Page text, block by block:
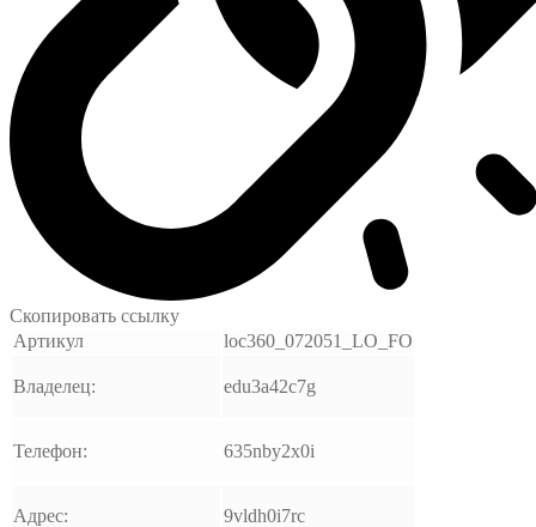
Скопировать ссылку
Артикул
loc360_072051_LO_FO
Владелец: edu3a42c7g
Телефон: 635nby2x0i
Адрес: 9vldh0i7rc